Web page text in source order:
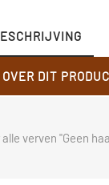
DIT
verven "Geen